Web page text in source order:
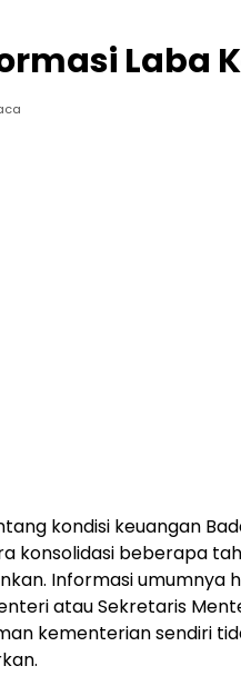
Laba
kondisi keuangan
konsolidasi beberapa
Informasi umumnya
atau Sekretaris
kementerian sendiri